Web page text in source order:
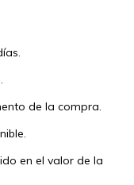
de la compra.
en el valor de la